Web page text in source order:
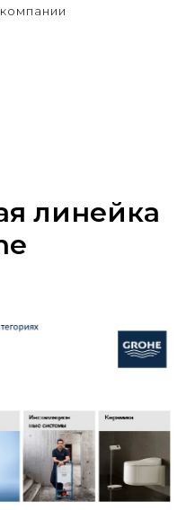
линейка